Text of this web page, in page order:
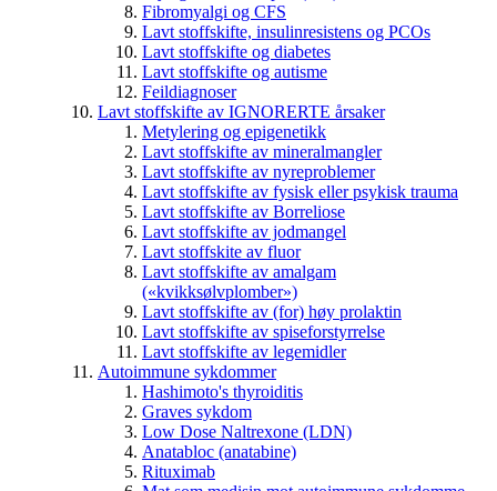
Fibromyalgi og CFS
Lavt stoffskifte, insulinresistens og PCOs
Lavt stoffskifte og diabetes
Lavt stoffskifte og autisme
Feildiagnoser
Lavt stoffskifte av IGNORERTE årsaker
Metylering og epigenetikk
Lavt stoffskifte av mineralmangler
Lavt stoffskifte av nyreproblemer
Lavt stoffskifte av fysisk eller psykisk trauma
Lavt stoffskifte av Borreliose
Lavt stoffskifte av jodmangel
Lavt stoffskite av fluor
Lavt stoffskifte av amalgam
(«kvikksølvplomber»)
Lavt stoffskifte av (for) høy prolaktin
Lavt stoffskifte av spiseforstyrrelse
Lavt stoffskifte av legemidler
Autoimmune sykdommer
Hashimoto's thyroiditis
Graves sykdom
Low Dose Naltrexone (LDN)
Anatabloc (anatabine)
Rituximab